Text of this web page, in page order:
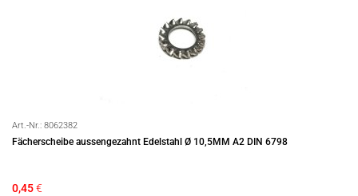
Art.-Nr.: 8062382
Fächerscheibe aussengezahnt Edelstahl Ø 10,5MM A2 DIN 6798
0,45€